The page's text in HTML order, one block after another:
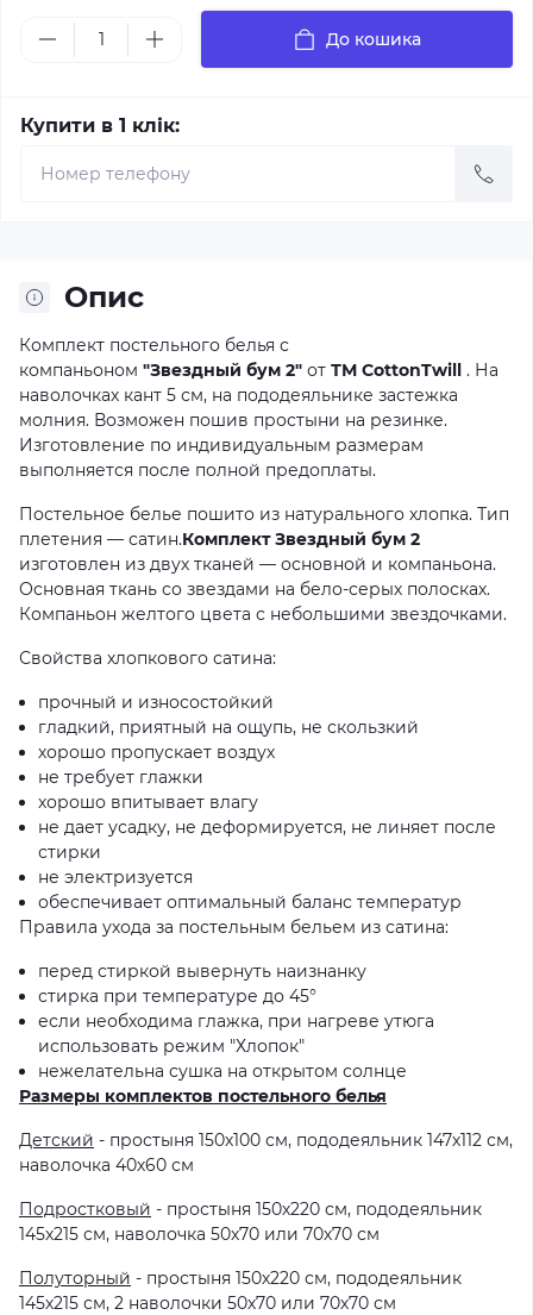
До кошика
Купити в 1 клік:
Опис
Комплект постельного белья с
компаньоном "Звездный бум 2" от ТМ CottonTwill . На
наволочках кант 5 см, на пододеяльнике застежка
молния. Возможен пошив простыни на резинке.
Изготовление по индивидуальным размерам
выполняется после полной предоплаты.
Постельное белье пошито из натурального хлопка. Тип
плетения — сатин.Комплект Звездный бум 2
изготовлен из двух тканей — основной и компаньона.
Основная ткань со звездами на бело-серых полосках.
Компаньон желтого цвета с небольшими звездочками.
Свойства хлопкового сатина:
прочный и износостойкий
гладкий, приятный на ощупь, не скользкий
хорошо пропускает воздух
не требует глажки
хорошо впитывает влагу
не дает усадку, не деформируется, не линяет после
стирки
не электризуется
обеспечивает оптимальный баланс температур
Правила ухода за постельным бельем из сатина:
перед стиркой вывернуть наизнанку
стирка при температуре до 45°
если необходима глажка, при нагреве утюга
использовать режим "Хлопок"
нежелательна сушка на открытом солнце
Размеры комплектов постельного белья
Детский - простыня 150х100 см, пододеяльник 147х112 см,
наволочка 40х60 см
Подростковый - простыня 150х220 см, пододеяльник
145х215 см, наволочка 50х70 или 70х70 см
Полуторный - простыня 150х220 см, пододеяльник
145х215 см, 2 наволочки 50х70 или 70х70 см